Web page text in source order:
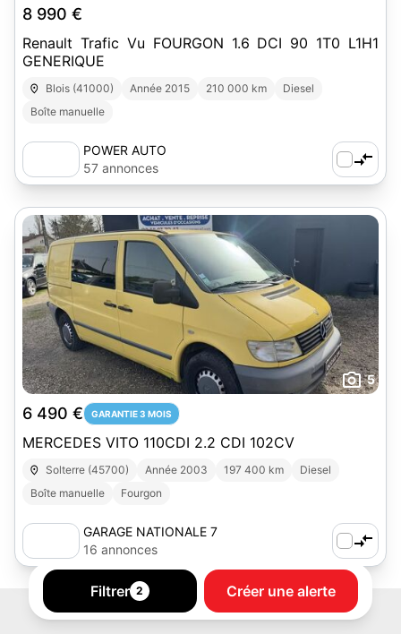
8 990 €
Renault Trafic Vu FOURGON 1.6 DCI 90 1T0 L1H1
GENERIQUE
Blois (41000) Année 2015 210 000 km
Diesel
Boîte manuelle
POWER AUTO
57 annonces
5
6 490 € GARANTIE 3 MOIS
MERCEDES VITO 110CDI 2.2 CDI 102CV
Solterre (45700) Année 2003 197 400 km
Diesel
Boîte manuelle
Fourgon
GARAGE NATIONALE 7
16 annonces
Filtrer 2 Créer une alerte